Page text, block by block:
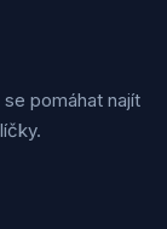
pomáhat najít